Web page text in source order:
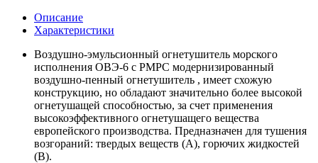
Описание
Характеристики
Воздушно-эмульсионный огнетушитель морского
исполнения ОВЭ-6 с РМРС модернизированный
воздушно-пенный огнетушитель , имеет схожую
конструкцию, но обладают значительно более высокой
огнетушащей способностью, за счет применения
высокоэффективного огнетушащего вещества
европейского производства. Предназначен для тушения
возгораний: твердых веществ (А), горючих жидкостей
(В).